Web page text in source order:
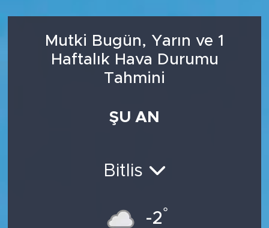
Mutki Bugün, Yarın ve 1
Haftalık Hava Durumu
Tahmini
ŞU AN
Bitlis
-2°
İş ve Ekonomi
Moda-Magazin-Eğlence
Şampiyonlar Ligi Puan Durumu ve Fikstür
Tüm Manşetler